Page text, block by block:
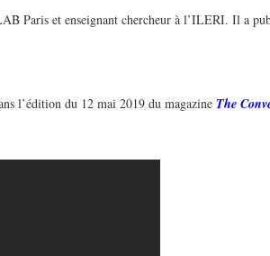
Paris et enseignant chercheur à l’ILERI. Il a
l’édition du 12 mai 2019 du magazine The